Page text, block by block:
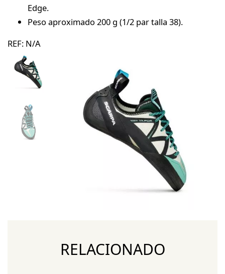
Edge.
Peso aproximado 200 g (1/2 par talla 38).
REF: N/A
RELACIONADO